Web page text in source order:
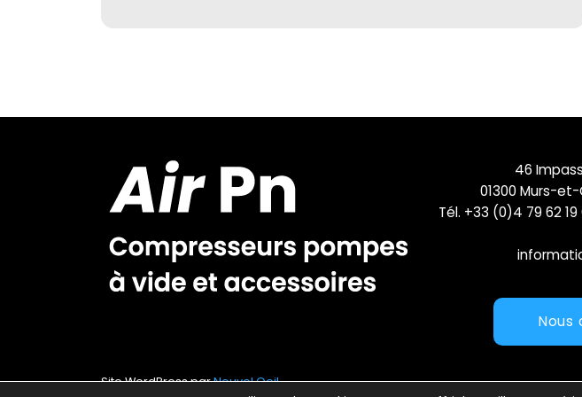
46
01300 Murs-et-
Tél. +33 (0)4 79 62
Nous
Site WordPress parNouvel Oeil